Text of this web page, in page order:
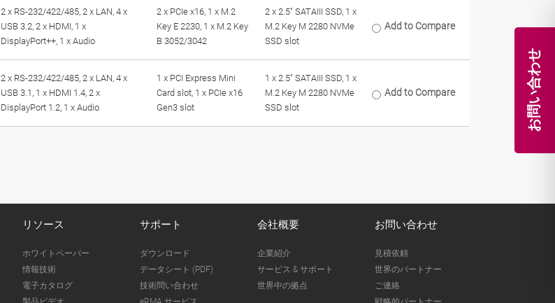
お問い合わせ
2 x RS-232/422/485, 2 x LAN, 4 x
USB 3.2, 2 x HDMI, 1 x
DisplayPort++, 1 x Audio
2 x PCIe x16, 1 x M.2
Key E 2230, 1 x M.2 Key
B 3052/3042
2 x 2.5" SATAIII SSD, 1 x
M.2 Key M 2280 NVMe
SSD slot
Add to Compare
2 x RS-232/422/485, 2 x LAN, 4 x
USB 3.1, 1 x HDMI 1.4, 2 x
DisplayPort 1.2, 1 x Audio
1 x PCI Express Mini
Card slot, 1 x PCIe x16
Gen3 slot
1 x 2.5" SATAIII SSD, 1 x
M.2 Key M 2280 NVMe
SSD slot
Add to Compare
リソース
ホワイトペーパー
情報技術
電子カタログ
サポート
ダウンロード
データシート (PDF)
技術問い合わせ
会社概要
企業紹介
サービス & サポート
世界中の拠点
お問い合わせ
見積依頼
世界のパートナー
ご連絡